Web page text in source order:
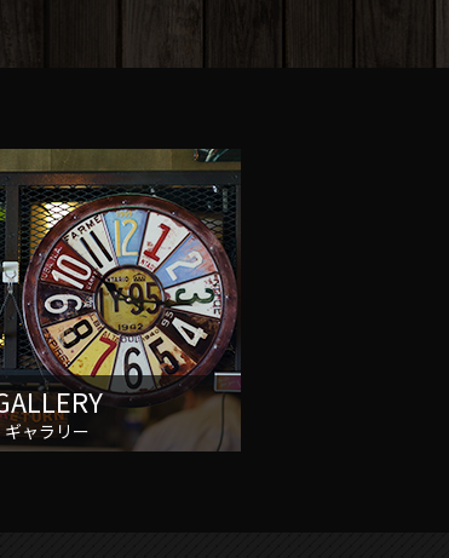
ギャラリー